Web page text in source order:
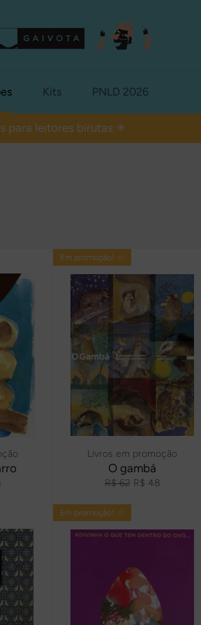
Kits PNLD 2026
para leitores birutas ✳
Livros em promoção
O gambá
Preço
R$ 62 Preço
R$ 48
Em promoção! ☆
Em promoção! ☆